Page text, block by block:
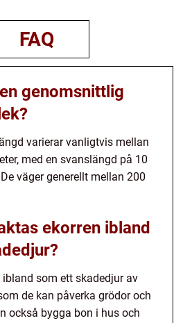
FAQ
genomsnittlig
varierar vanligtvis mellan
med en svanslängd på 10
väger generellt mellan 200
ekorren ibland
ibland som ett skadedjur av
de kan påverka grödor och
också bygga bon i hus och